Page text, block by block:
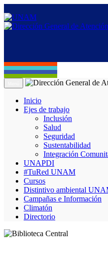
Inicio
Ejes de trabajo
Inclusión
Salud
Seguridad
Sustentabilidad
Integración
UNAPDI
#TuRed UNAM
Cursos
Distintivo ambiental
Campañas e Información
Climatón
Directorio